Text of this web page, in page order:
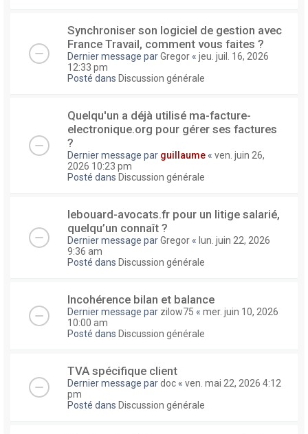
Synchroniser son logiciel de gestion avec
France Travail, comment vous faites ?
Dernier message parGregor « jeu. juil. 16, 2026
12:33 pm
Posté dans Discussion générale
Quelqu'un a déjà utilisé ma-facture-
electronique.org pour gérer ses factures
?
Dernier message par guillaume « ven. juin 26,
2026 10:23 pm
Posté dans Discussion générale
lebouard-avocats.fr pour un litige salarié,
quelqu’un connaît ?
Dernier message parGregor « lun. juin 22, 2026
9:36 am
Posté dans Discussion générale
Incohérence bilan et balance
Dernier message par zilow75 « mer. juin 10, 2026
10:00 am
Posté dans Discussion générale
TVA spécifique client
Dernier message pardoc « ven. mai 22, 2026 4:12
pm
Posté dans Discussion générale